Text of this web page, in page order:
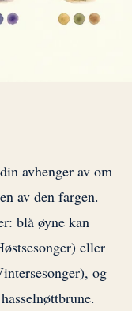
avhenger av om
av den fargen.
blå øyne kan
eller
og